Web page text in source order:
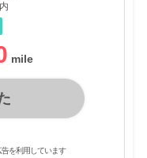
を利用しています